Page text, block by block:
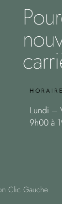
Lundi –
9h00 à
Clic Gauche